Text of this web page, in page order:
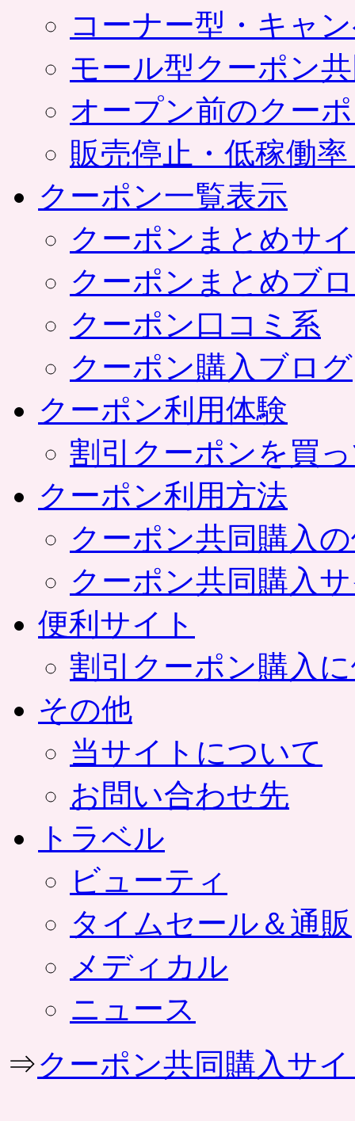
コーナー型・キャ
モール型クーポン
オープン前のクー
販売停止・低稼働
クーポン一覧表示
クーポンまとめサ
クーポンまとめブ
クーポン口コミ系
クーポン購入ブログ
クーポン利用体験
割引クーポンを買
クーポン利用方法
クーポン共同購入
クーポン共同購入
便利サイト
割引クーポン購入
その他
当サイトについて
お問い合わせ先
トラベル
ビューティ
タイムセール＆通販
メディカル
ニュース
⇒クーポン共同購入サ